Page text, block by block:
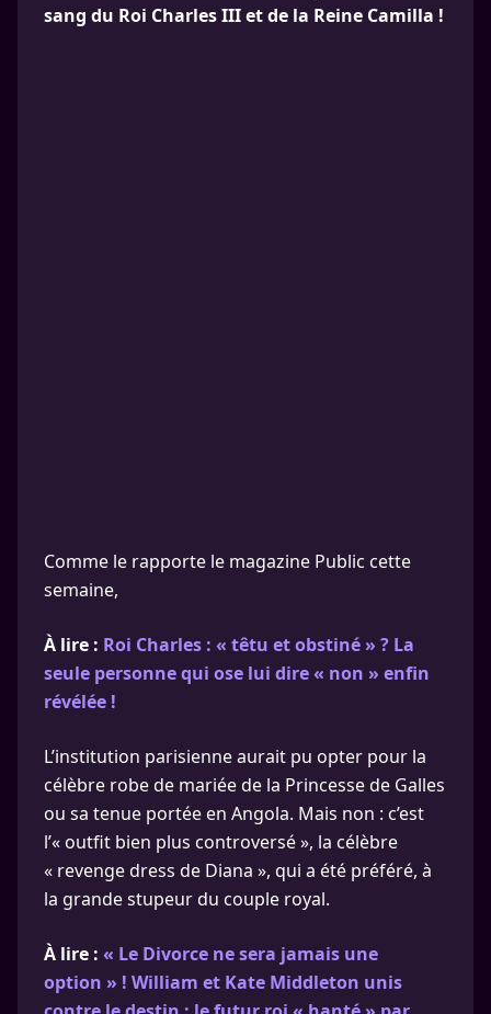
sang du Roi Charles III et de la Reine Camilla !
Comme le rapporte le magazine Public cette
semaine,
À lire : Roi Charles : « têtu et obstiné » ? La
seule personne qui ose lui dire « non » enfin
révélée !
L’institution parisienne aurait pu opter pour la
célèbre robe de mariée de la Princesse de Galles
ou sa tenue portée en Angola. Mais non : c’est
l’« outfit bien plus controversé », la célèbre
« revenge dress de Diana », qui a été préféré, à
la grande stupeur du couple royal.
À lire : « Le Divorce ne sera jamais une
option » ! William et Kate Middleton unis